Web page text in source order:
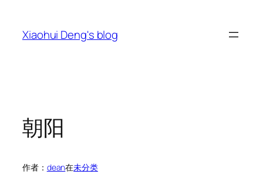
Xiaohui Deng's blog
朝阳
作者： dean在未分类